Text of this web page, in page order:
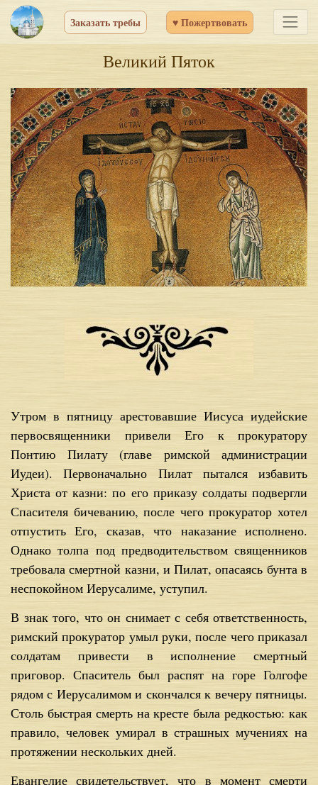
Заказать требы ♥ Пожертвовать
Великий Пяток
Утром в пятницу арестовавшие Иисуса иудейские
первосвященники привели Его к прокуратору
Понтию Пилату (главе римской администрации
Иудеи). Первоначально Пилат пытался избавить
Христа от казни: по его приказу солдаты подвергли
Спасителя бичеванию, после чего прокуратор хотел
отпустить Его, сказав, что наказание исполнено.
Однако толпа под предводительством священников
требовала смертной казни, и Пилат, опасаясь бунта в
неспокойном Иерусалиме, уступил.
В знак того, что он снимает с себя ответственность,
римский прокуратор умыл руки, после чего приказал
солдатам привести в исполнение смертный
приговор. Спаситель был распят на горе Голгофе
рядом с Иерусалимом и скончался к вечеру пятницы.
Столь быстрая смерть на кресте была редкостью: как
правило, человек умирал в страшных мучениях на
протяжении нескольких дней.
Евангелие свидетельствует, что в момент смерти